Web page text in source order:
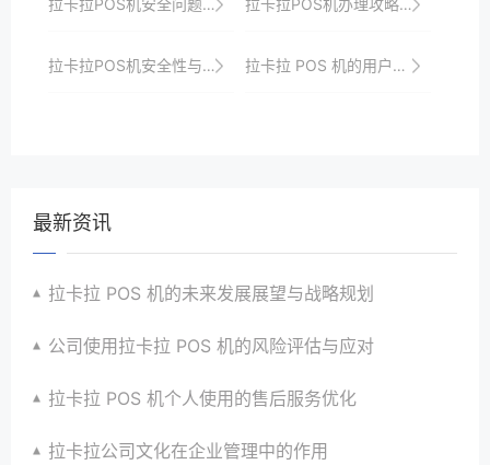
拉卡拉POS机安全性与用户信任的建立 拉卡拉 POS 机的用户需求洞察与产品创新
最新资讯
拉卡拉 POS 机的未来发展展望与战略规划
公司使用拉卡拉 POS 机的风险评估与应对
拉卡拉 POS 机个人使用的售后服务优化
拉卡拉公司文化在企业管理中的作用